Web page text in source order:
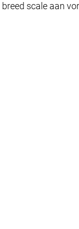
scale aan